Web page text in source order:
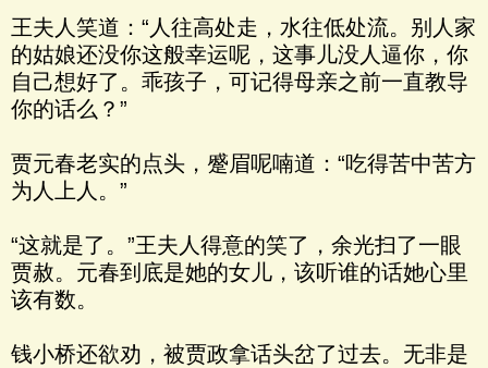
王夫人笑道：“人往高处走，水往低处流。别人家
的姑娘还没你这般幸运呢，这事儿没人逼你，你
自己想好了。乖孩子，可记得母亲之前一直教导
你的话么？”
贾元春老实的点头，蹙眉呢喃道：“吃得苦中苦方
为人上人。”
“这就是了。”王夫人得意的笑了，余光扫了一眼
贾赦。元春到底是她的女儿，该听谁的话她心里
该有数。
钱小桥还欲劝，被贾政拿话头岔了过去。无非是